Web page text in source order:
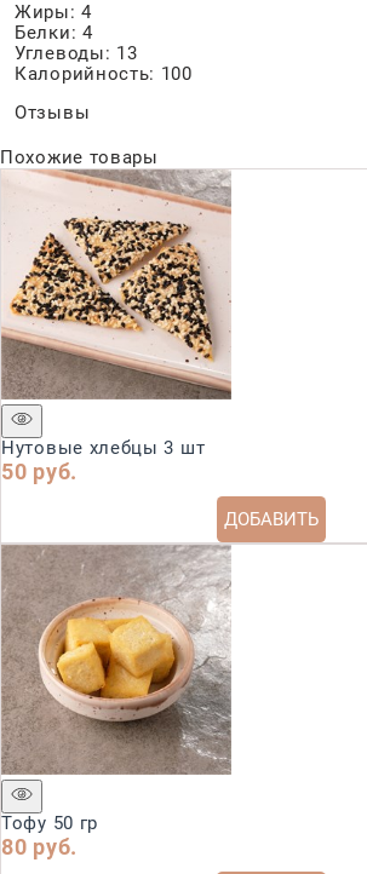
Жиры: 4
Белки: 4
Углеводы: 13
Калорийность: 100
Отзывы
Похожие товары
Нутовые хлебцы 3 шт
50 руб.
ДОБАВИТЬ
Тофу 50 гр
80 руб.